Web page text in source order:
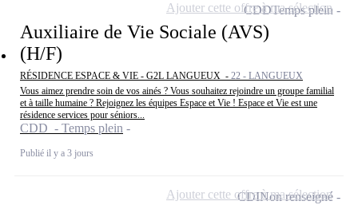
Auxiliaire de Vie Sociale (AVS)
(H/F)
RÉSIDENCE ESPACE & VIE - G2L LANGUEUX - 22 - LANGUEUX
Vous aimez prendre soin de vos ainés ? Vous souhaitez rejoindre un groupe familial
et à taille humaine ? Rejoignez les équipes Espace et Vie ! Espace et Vie est une
résidence services pour séniors...
CDD - Temps plein
Publié il y a 3 jours
CDDTemps plein
Ajouter cette offre à ma sélection
CDINon renseigné
Ajouter cette offre à ma sélection